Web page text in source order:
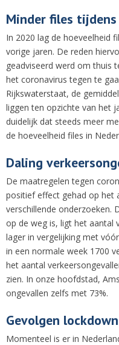
Minder files
In 2020 lag de hoeveelheid
vorige jaren. De reden
geadviseerd werd om thuis
het coronavirus tegen te
Rijkswaterstaat, de
liggen ten opzichte van het
duidelijk dat steeds meer
de hoeveelheid files in
Daling
De maatregelen tegen
positief effect gehad op het
verschillende onderzoeken.
op de weg is, ligt het aantal
lager in vergelijking met
in een normale week 1700
het aantal
zien. In onze hoofdstad,
ongevallen zelfs met 73%.
Gevolgen
Momenteel is er in